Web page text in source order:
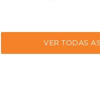
VER TODAS